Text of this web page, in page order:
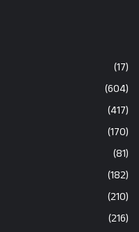
(17)
(604)
(417)
(170)
(81)
(182)
(210)
(216)